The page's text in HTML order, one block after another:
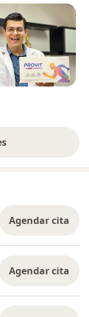
Agendar cita
Agendar cita